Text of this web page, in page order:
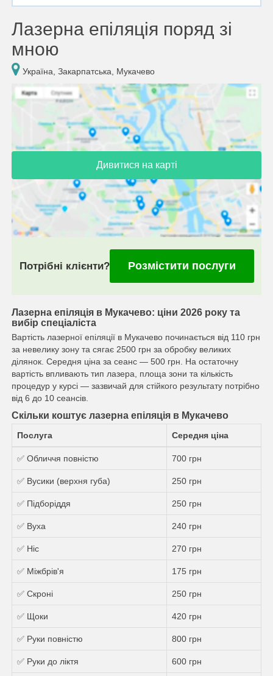
Лазерна епіляція поряд зі
мною
Україна, Закарпатська, Мукачево
Дивитися на карті
Потрібні клієнти? Розмістити послуги
Лазерна епіляція в Мукачево: ціни 2026 року та
вибір спеціаліста
Вартість лазерної епіляції в Мукачево починається від 110 грн
за невелику зону та сягає 2500 грн за обробку великих
ділянок. Середня ціна за сеанс — 500 грн. На остаточну
вартість впливають тип лазера, площа зони та кількість
процедур у курсі — зазвичай для стійкого результату потрібно
від 6 до 10 сеансів.
Скільки коштує лазерна епіляція в Мукачево
Послуга Середня ціна
✅ Обличчя повністю 700 грн
✅ Вусики (верхня губа) 250 грн
✅ Підборіддя 250 грн
✅ Вуха 240 грн
✅ Ніс 270 грн
✅ Міжбрів'я 175 грн
✅ Скроні 250 грн
✅ Щоки 420 грн
✅ Руки повністю 800 грн
✅ Руки до ліктя 600 грн